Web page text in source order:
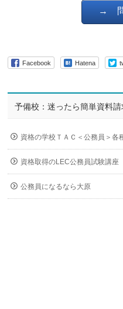
→ 問
Facebook Hatena
予備校：迷ったら簡単資料請
資格の学校ＴＡＣ＜公務員＞各
資格取得のLEC公務員試験講座
公務員になるなら大原